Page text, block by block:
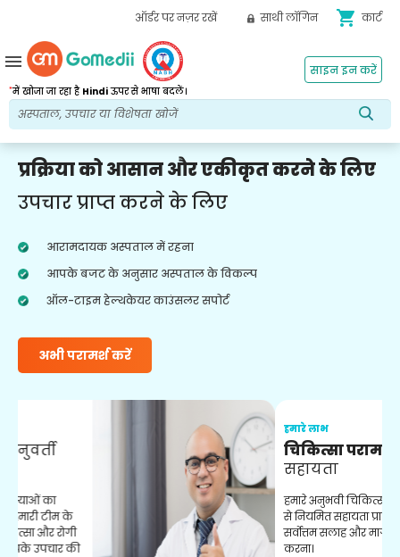
ऑर्डर पर नज़र रखें साथी लॉगिन shopping_cart कार्ट
*में खोजा जा रहा है Hindiऊपर से भाषा बदलें।
साइन इन करें
menu
प्रक्रिया को आसान और एकीकृत करने के लिए
उपचार प्राप्त करने के लिए
आरामदायक अस्पताल में रहना
आपके बजट के अनुसार अस्पताल के विकल्प
ऑल-टाइम हेल्थकेयर काउंसलर सपोर्ट
अभी परामर्श करें
चिकित्सा परामर्शदाता
हमारे अनुभवी चिकित्सा सलाहकारों
से नियमित सहायता प्राप्त करें। आपको
सर्वोत्तम सलाह और मार्गदर्शन प्रदान
करना।